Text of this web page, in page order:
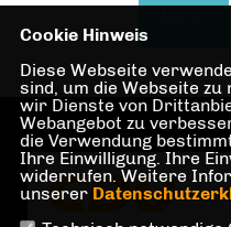
Cookie Hinweis
Diese Webseite
sind, um die Webseite
wir Dienste von
Webangebot zu
die Verwendung
Ihre Einwilligung. Ihre
widerrufen. Weitere
unserer